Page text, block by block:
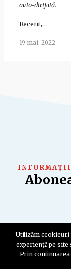
auto-dirijată.
Recent,…
19 mai, 2022
INFORMAȚII
Utilizăm cookieuri
experiență pe site
Prin